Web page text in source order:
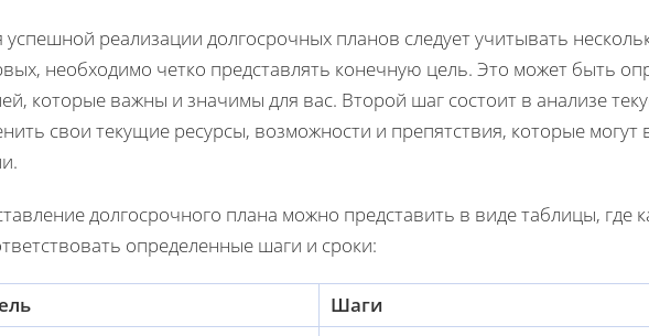
успешной реализации долгосрочных планов следует учитывать
необходимо четко представлять конечную цель. Это может быть
которые важны и значимы для вас. Второй шаг состоит в анализе
свои текущие ресурсы, возможности и препятствия, которые могут
долгосрочного плана можно представить в виде таблицы, где
определенные шаги и сроки:
Шаги